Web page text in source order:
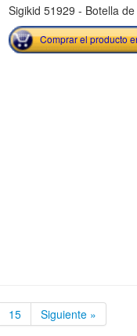
Sigikid 51929 - Botella
Comprar el producto
15 Siguiente »